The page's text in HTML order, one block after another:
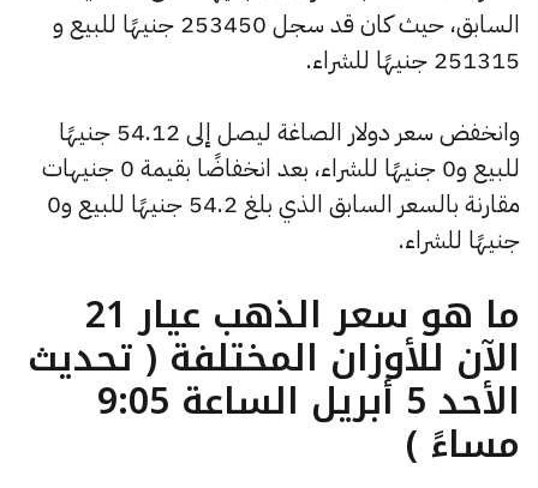
السابق، حيث كان قد سجل 253450 جنيهًا للبيع و
251315 جنيهًا للشراء.
وانخفض سعر دولار الصاغة ليصل إلى 54.12 جنيهًا
للبيع و0 جنيهًا للشراء، بعد انخفاضًا بقيمة 0 جنيهات
مقارنة بالسعر السابق الذي بلغ 54.2 جنيهًا للبيع و0
جنيهًا للشراء.
ما هو سعر الذهب عيار 21
الآن للأوزان المختلفة ( تحديث
الأحد 5 أبريل الساعة 9:05
مساءً )